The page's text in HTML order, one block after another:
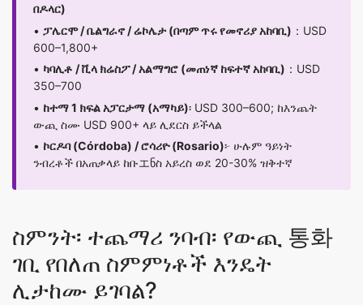
በዶላር)
• ፓሌርሞ / ቤልግራኖ / ሬኮሌታ (በጣም ጥሩ የመኖሪያ አከባቢ) ：USD
600–1,800+
• ካባሊቶ / ቪላ ክሬስፖ / አልማግሮ (መጠነኛ ከፍተኛ አከባቢ) ：USD
350–700
• ከተማ 1 ክፍል አፓርታማ (አማካይ)፡ USD 300–600; ከእንጨት
ውጪ ስሙ USD 900+ ላይ ሊደርስ ይችላል
• ኮርዶባ (Córdoba) / ሮሳሪዮ (Rosario)፦ ሁሉም ዓይነት
ንብረቶች በአጠቃላይ ከቡエნስ አይረስ ወደ 20-30% ዝቅተኛ
ስምንት፡ ተጨማሪ ንባብ፡ የውጪ 통화
ገቢ የበለጠ ስምምነቶች እንዴት
ሊታከሙ ይገባል?